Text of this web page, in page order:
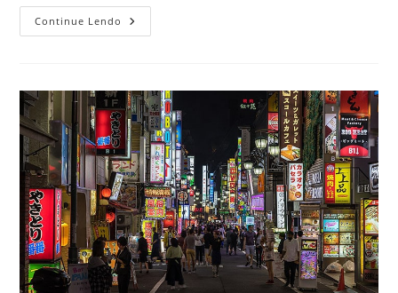
Continue Lendo Ótimos
Hotéis
Seul,
Coreia
Do
Sul